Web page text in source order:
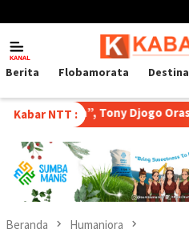
Mobile
Berita Flobamorata
Kabar NTT :
Tony Djogo Orasi Ujian Promosi
Beranda Humaniora